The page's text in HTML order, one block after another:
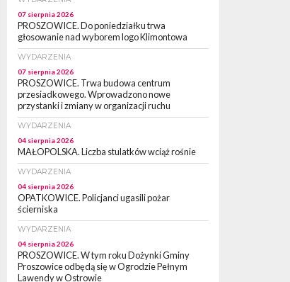
07 sierpnia 2026
PROSZOWICE. Do poniedziałku trwa
głosowanie nad wyborem logo Klimontowa
WYDARZENIA
07 sierpnia 2026
PROSZOWICE. Trwa budowa centrum
przesiadkowego. Wprowadzono nowe
przystanki i zmiany w organizacji ruchu
WYDARZENIA
04 sierpnia 2026
MAŁOPOLSKA. Liczba stulatków wciąż rośnie
WYDARZENIA
04 sierpnia 2026
OPATKOWICE. Policjanci ugasili pożar
ścierniska
WYDARZENIA
04 sierpnia 2026
PROSZOWICE. W tym roku Dożynki Gminy
Proszowice odbędą się w Ogrodzie Pełnym
Lawendy w Ostrowie